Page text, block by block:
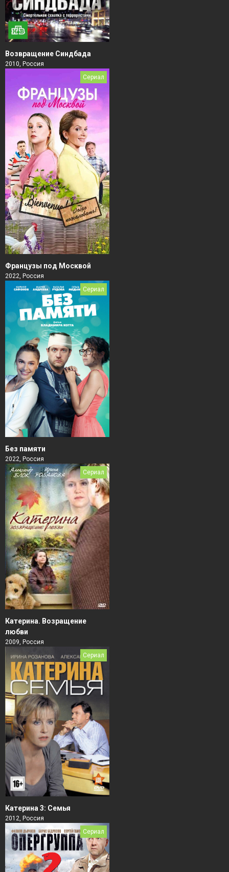
Возвращение Синдбада
2010, Россия
Сериал
Французы под Москвой
2022, Россия
Сериал
Без памяти
2022, Россия
Сериал
Катерина. Возращение
любви
2009, Россия
Сериал
Катерина 3: Семья
2012, Россия
Сериал